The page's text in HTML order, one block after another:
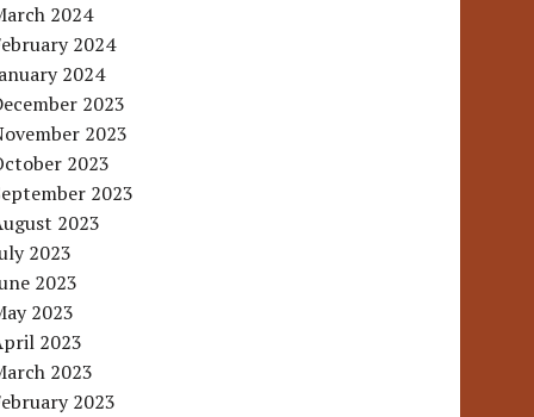
2024
2024
2024
2023
2023
2023
2023
2023
2023
2023
2023
2023
2023
2023